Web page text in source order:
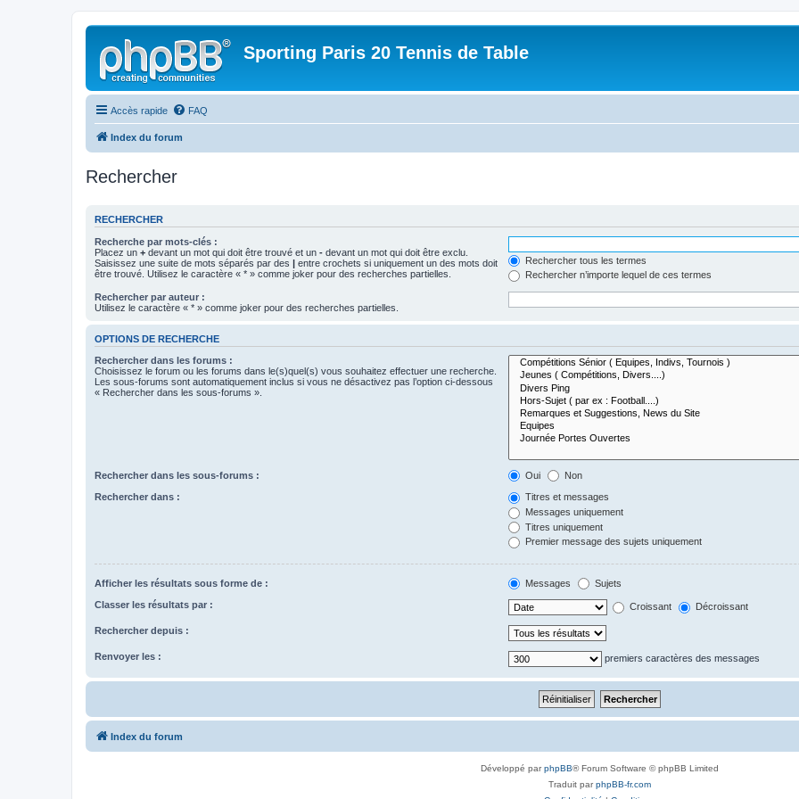
Sporting Paris 20 Tennis de Table
Accès rapide FAQ
Index du forum
Rechercher
RECHERCHER
Recherche par mots-clés :
Placez un + devant un mot qui doit être trouvé et un - devant un mot qui doit être exclu.
Saisissez une suite de mots séparés par des | entre crochets si uniquement un des mots doit
être trouvé. Utilisez le caractère « * » comme joker pour des recherches partielles.
Rechercher tous les termes
Rechercher n’importe lequel de ces termes
Rechercher par auteur :
Utilisez le caractère « * » comme joker pour des recherches partielles.
OPTIONS DE RECHERCHE
Rechercher dans les forums :
Choisissez le forum ou les forums dans le(s)quel(s) vous souhaitez effectuer une recherche.
Les sous-forums sont automatiquement inclus si vous ne désactivez pas l’option ci-dessous
« Rechercher dans les sous-forums ».
Rechercher dans les sous-forums : Oui Non
Rechercher dans :
Titres et messages
Messages uniquement
Titres uniquement
Premier message des sujets uniquement
Afficher les résultats sous forme de : Messages Sujets
Classer les résultats par : Croissant Décroissant
Rechercher depuis :
Renvoyer les : premiers caractères des messages
Index du forum
Développé parphpBB® Forum Software © phpBB Limited
Traduit parphpBB-fr.com